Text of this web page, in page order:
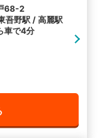
68-2
吾野駅 / 高麗駅
車で4分